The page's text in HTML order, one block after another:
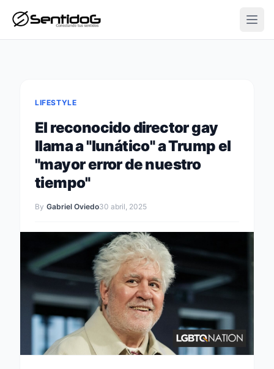
LIFESTYLE
El reconocido director gay
llama a "lunático" a Trump el
"mayor error de nuestro
tiempo"
By Gabriel Oviedo30 abril, 2025